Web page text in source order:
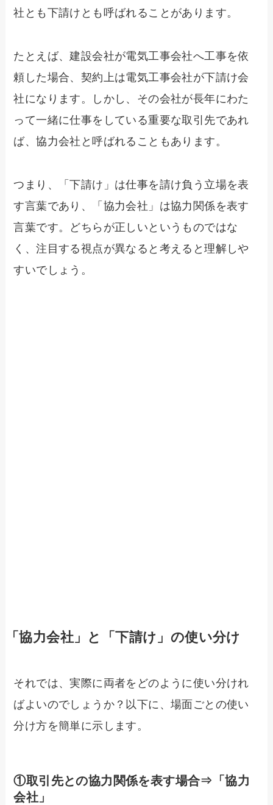
社とも下請けとも呼ばれることがあります。
たとえば、建設会社が電気工事会社へ工事を依
頼した場合、契約上は電気工事会社が下請け会
社になります。しかし、その会社が長年にわた
って一緒に仕事をしている重要な取引先であれ
ば、協力会社と呼ばれることもあります。
つまり、「下請け」は仕事を請け負う立場を表
す言葉であり、「協力会社」は協力関係を表す
言葉です。どちらが正しいというものではな
く、注目する視点が異なると考えると理解しや
すいでしょう。
「協力会社」と「下請け」の使い分け
それでは、実際に両者をどのように使い分けれ
ばよいのでしょうか？以下に、場面ごとの使い
分け方を簡単に示します。
①取引先との協力関係を表す場合⇒「協力
会社」